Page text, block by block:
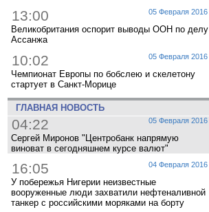
05 Февраля 2016
13:00
Великобритания оспорит выводы ООН по делу
Ассанжа
05 Февраля 2016
10:02
Чемпионат Европы по бобслею и скелетону
стартует в Санкт-Морице
ГЛАВНАЯ НОВОСТЬ
05 Февраля 2016
04:22
Сергей Миронов "Центробанк напрямую
виноват в сегодняшнем курсе валют"
04 Февраля 2016
16:05
У побережья Нигерии неизвестные
вооруженные люди захватили нефтеналивной
танкер с российскими моряками на борту